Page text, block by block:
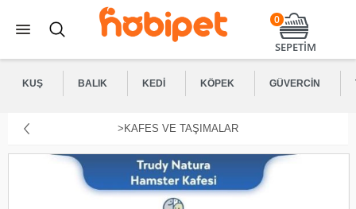
0
SEPETİM
KUŞ BALIK KEDI KÖPEK GÜVERCIN
>KAFES VE TAŞIMALAR